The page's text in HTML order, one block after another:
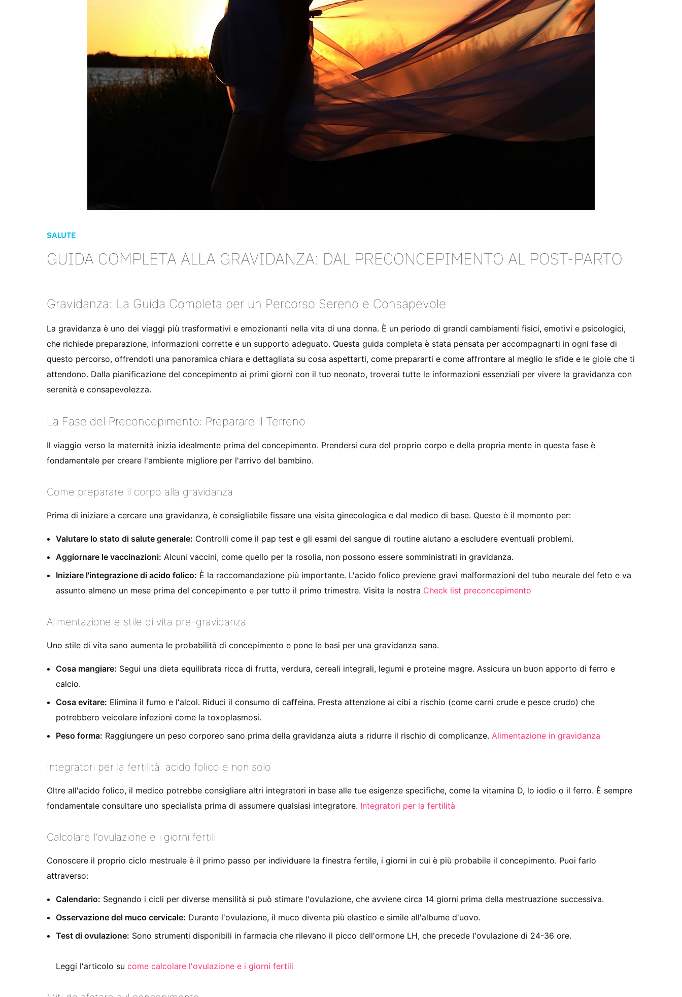
SALUTE
GUIDA COMPLETA ALLA GRAVIDANZA: DAL PRECONCEPIMENTO AL POST-PARTO
Gravidanza: La Guida Completa per un Percorso Sereno e Consapevole
La gravidanza è uno dei viaggi più trasformativi e emozionanti nella vita di una donna. È un periodo di grandi cambiamenti fisici, emotivi e psicologici,
che richiede preparazione, informazioni corrette e un supporto adeguato. Questa guida completa è stata pensata per accompagnarti in ogni fase di
questo percorso, offrendoti una panoramica chiara e dettagliata su cosa aspettarti, come prepararti e come affrontare al meglio le sfide e le gioie che ti
attendono. Dalla pianificazione del concepimento ai primi giorni con il tuo neonato, troverai tutte le informazioni essenziali per vivere la gravidanza con
serenità e consapevolezza.
La Fase del Preconcepimento: Preparare il Terreno
Il viaggio verso la maternità inizia idealmente prima del concepimento. Prendersi cura del proprio corpo e della propria mente in questa fase è
fondamentale per creare l'ambiente migliore per l'arrivo del bambino.
Come preparare il corpo alla gravidanza
Prima di iniziare a cercare una gravidanza, è consigliabile fissare una visita ginecologica e dal medico di base. Questo è il momento per:
Valutare lo stato di salute generale: Controlli come il pap test e gli esami del sangue di routine aiutano a escludere eventuali problemi.
Aggiornare le vaccinazioni: Alcuni vaccini, come quello per la rosolia, non possono essere somministrati in gravidanza.
Iniziare l'integrazione di acido folico: È la raccomandazione più importante. L'acido folico previene gravi malformazioni del tubo neurale del feto e va
assunto almeno un mese prima del concepimento e per tutto il primo trimestre. Visita la nostra Check list preconcepimento
Alimentazione e stile di vita pre-gravidanza
Uno stile di vita sano aumenta le probabilità di concepimento e pone le basi per una gravidanza sana.
Cosa mangiare: Segui una dieta equilibrata ricca di frutta, verdura, cereali integrali, legumi e proteine magre. Assicura un buon apporto di ferro e
calcio.
Cosa evitare: Elimina il fumo e l'alcol. Riduci il consumo di caffeina. Presta attenzione ai cibi a rischio (come carni crude e pesce crudo) che
potrebbero veicolare infezioni come la toxoplasmosi.
Peso forma: Raggiungere un peso corporeo sano prima della gravidanza aiuta a ridurre il rischio di complicanze. Alimentazione in gravidanza
Integratori per la fertilità: acido folico e non solo
Oltre all'acido folico, il medico potrebbe consigliare altri integratori in base alle tue esigenze specifiche, come la vitamina D, lo iodio o il ferro. È sempre
fondamentale consultare uno specialista prima di assumere qualsiasi integratore. Integratori per la fertilità
Calcolare l'ovulazione e i giorni fertili
Conoscere il proprio ciclo mestruale è il primo passo per individuare la finestra fertile, i giorni in cui è più probabile il concepimento. Puoi farlo
attraverso:
Calendario: Segnando i cicli per diverse mensilità si può stimare l'ovulazione, che avviene circa 14 giorni prima della mestruazione successiva.
Osservazione del muco cervicale: Durante l'ovulazione, il muco diventa più elastico e simile all'albume d'uovo.
Test di ovulazione: Sono strumenti disponibili in farmacia che rilevano il picco dell'ormone LH, che precede l'ovulazione di 24-36 ore.
Leggi l'articolo su come calcolare l'ovulazione e i giorni fertili